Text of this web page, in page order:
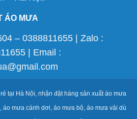
ÁO MƯA
– 0388811655 | Zalo :
| Email :
tại Hà Nội, nhận đặt hàng sản xuất áo mưa
áo mưa cánh dơi, áo mưa bộ, áo mưa vải dù